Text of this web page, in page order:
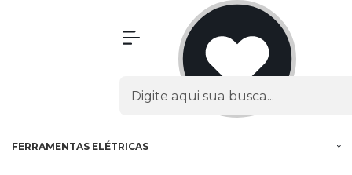
FERRAMENTAS ELÉTRICAS